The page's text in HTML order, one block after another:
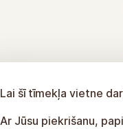
Lai šī tīmekļa vietne
Ar Jūsu piekrišanu,